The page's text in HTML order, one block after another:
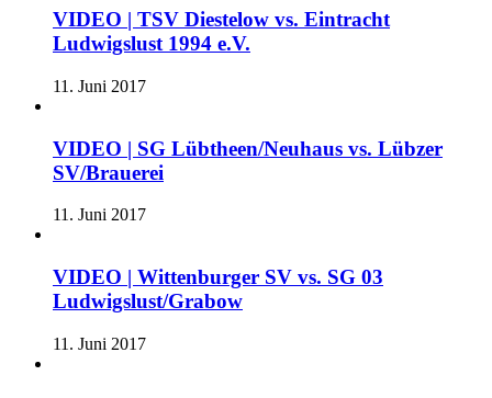
VIDEO | TSV Diestelow vs. Eintracht
Ludwigslust 1994 e.V.
11. Juni 2017
VIDEO | SG Lübtheen/Neuhaus vs. Lübzer
SV/Brauerei
11. Juni 2017
VIDEO | Wittenburger SV vs. SG 03
Ludwigslust/Grabow
11. Juni 2017